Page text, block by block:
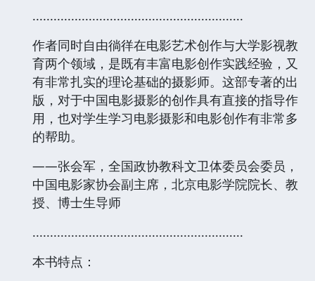
............................................................
作者同时自由徜徉在电影艺术创作与大学影视教
育两个领域，是既有丰富电影创作实践经验，又
有非常扎实的理论基础的摄影师。这部专著的出
版，对于中国电影摄影的创作具有直接的指导作
用，也对学生学习电影摄影和电影创作有非常多
的帮助。
——张会军，全国政协教科文卫体委员会委员，
中国电影家协会副主席，北京电影学院院长、教
授、博士生导师
............................................................
本书特点：